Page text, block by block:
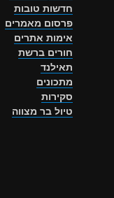
חדשות טובות
פרסום מאמרים
אימות אתרים
חורים ברשת
תאילנד
מתכונים
סקירות
טיול בר מצווה